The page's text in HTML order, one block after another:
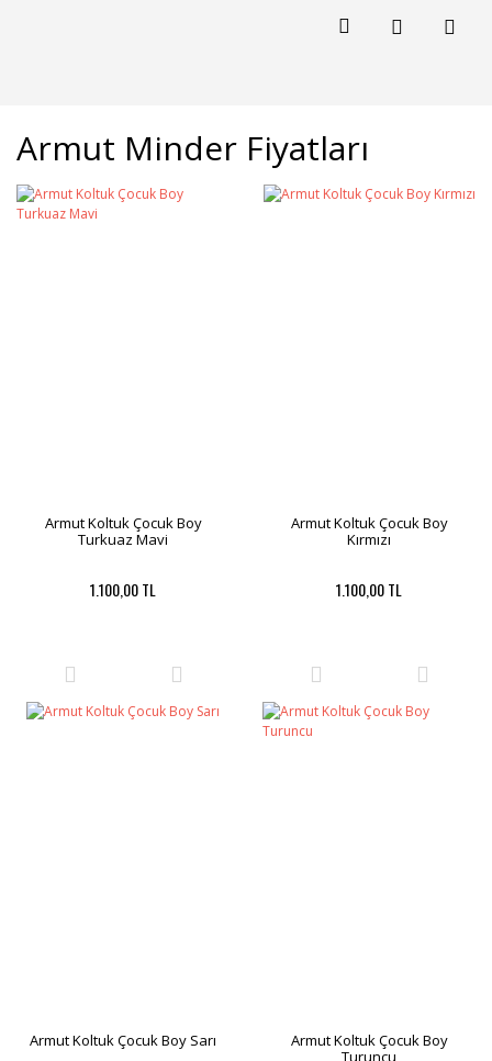
Armut Minder Fiyatları
Armut Koltuk Çocuk Boy
Turkuaz Mavi
1.100,00 TL
Armut Koltuk Çocuk Boy
Kırmızı
1.100,00 TL
Armut Koltuk Çocuk Boy Sarı
Armut Koltuk Çocuk Boy
Turuncu